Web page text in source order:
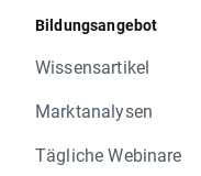
Bildungsangebot
Wissensartikel
Marktanalysen
Tägliche Webinare